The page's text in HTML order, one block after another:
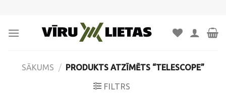
content
SĀKUMS / PRODUKTS ATZĪMĒTS “TELESCOPE”
FILTRS